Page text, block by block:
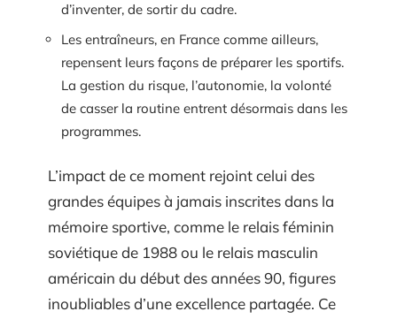
d’inventer, de sortir du cadre.
Les entraîneurs, en France comme ailleurs,
repensent leurs façons de préparer les sportifs.
La gestion du risque, l’autonomie, la volonté
de casser la routine entrent désormais dans les
programmes.
L’impact de ce moment rejoint celui des
grandes équipes à jamais inscrites dans la
mémoire sportive, comme le relais féminin
soviétique de 1988 ou le relais masculin
américain du début des années 90, figures
inoubliables d’une excellence partagée. Ce